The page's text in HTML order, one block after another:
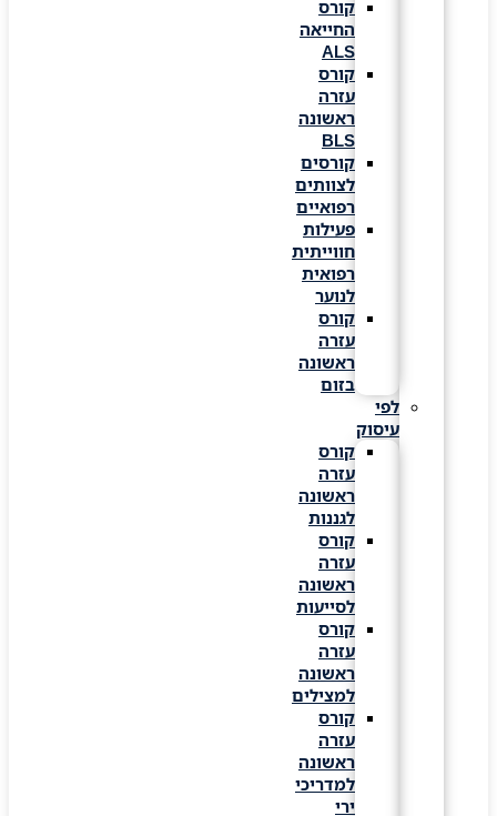
קורס
החייאה
קורס
עזרה
ראשונה
קורסים
לצוותים
רפואיים
פעילות
חווייתית
רפואית
לנוער
קורס
עזרה
ראשונה
לפי
עיסוק
קורס
עזרה
ראשונה
לגננות
קורס
עזרה
ראשונה
לסייעות
קורס
עזרה
ראשונה
למצילים
קורס
עזרה
ראשונה
למדריכי